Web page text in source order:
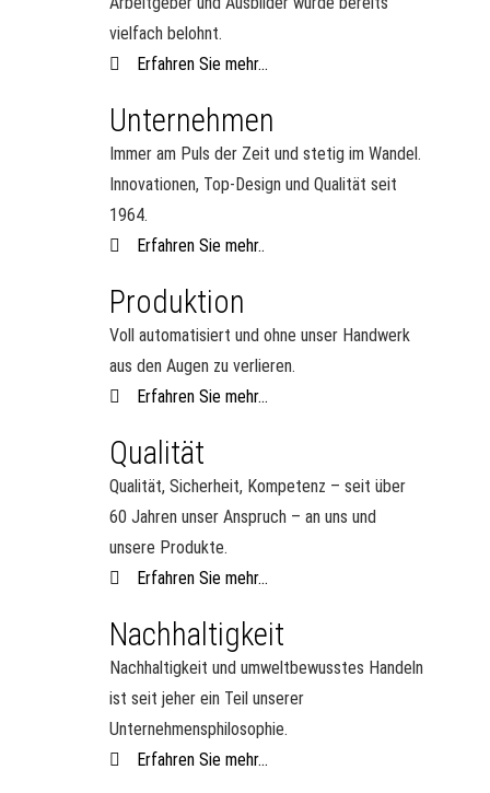
vielfach belohnt.
Erfahren Sie mehr...
Unternehmen
Immer am Puls der Zeit und stetig im Wandel.
Innovationen, Top-Design und Qualität seit
1964.
Erfahren Sie mehr..
Produktion
Voll automatisiert und ohne unser Handwerk
aus den Augen zu verlieren.
Erfahren Sie mehr...
Qualität
Qualität, Sicherheit, Kompetenz – seit über
60 Jahren unser Anspruch – an uns und
unsere Produkte.
Erfahren Sie mehr...
Nachhaltigkeit
Nachhaltigkeit und umweltbewusstes Handeln
ist seit jeher ein Teil unserer
Unternehmensphilosophie.
Erfahren Sie mehr...